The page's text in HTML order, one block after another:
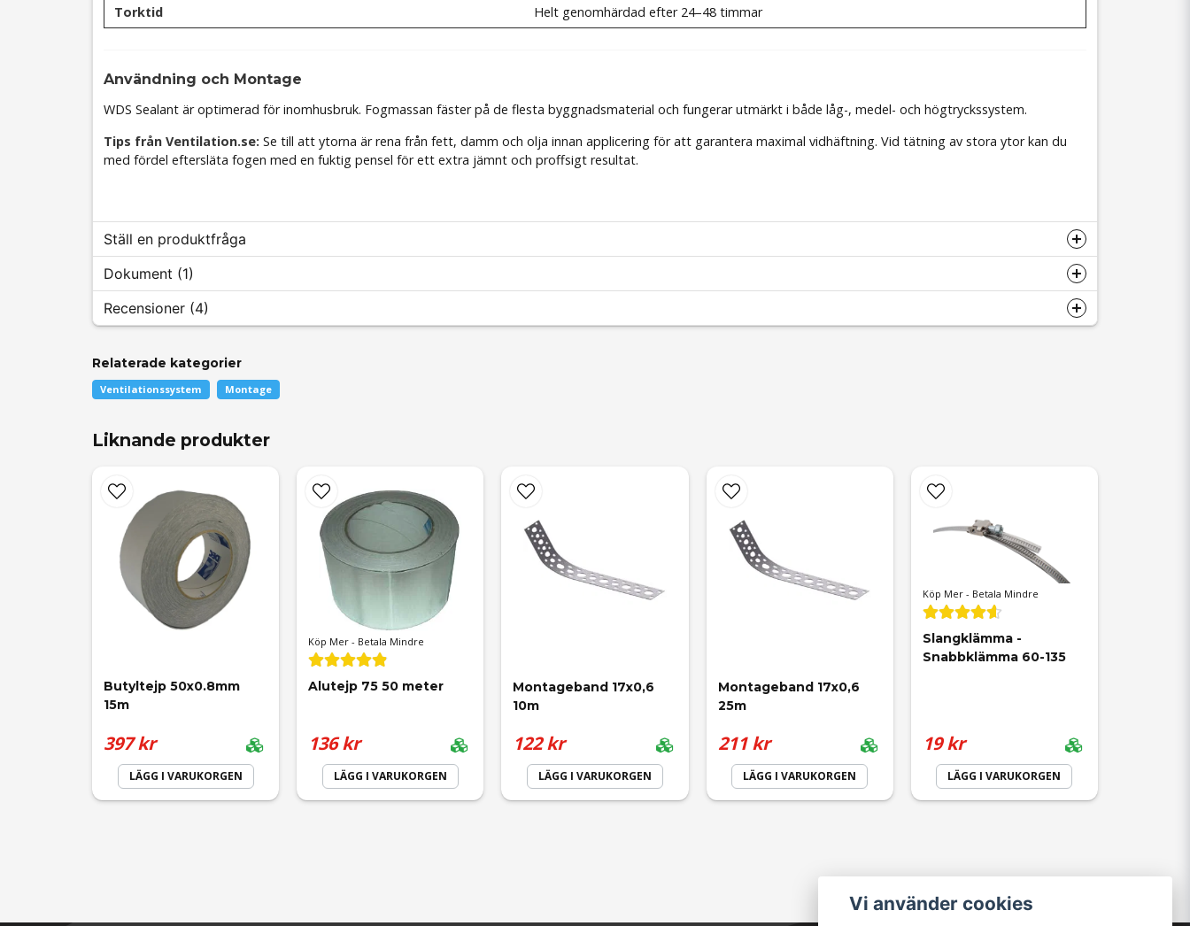
Torktid
Helt genomhärdad efter 24–48 timmar
Användning och Montage
WDS Sealant är optimerad för inomhusbruk. Fogmassan fäster på de flesta byggnadsmaterial och fungerar utmärkt i både låg-, medel- och högtryckssystem.
Tips från Ventilation.se: Se till att ytorna är rena från fett, damm och olja innan applicering för att garantera maximal vidhäftning. Vid tätning av stora ytor kan du
med fördel eftersläta fogen med en fuktig pensel för ett extra jämnt och proffsigt resultat.
Ställ en produktfråga
question
Fråga oss något om denna produkten...
name
Namn
Ja, ni får publicera min fråga
Dokument (1)
120.27 KB
Recensioner (4)
Anonym
Roberto Marcelo
för 1 år sedan
pär
för 1 år sedan
för 2 år sedan
Relaterade kategorier
Ventilationssystem Montage
Liknande produkter
Butyltejp 50x0.8mm
15m
397 kr
LÄGG I VARUKORGEN
Köp Mer - Betala Mindre
Alutejp 75 50 meter
136 kr
LÄGG I VARUKORGEN
Montageband 17x0,6
10m
122 kr
LÄGG I VARUKORGEN
Montageband 17x0,6
25m
211 kr
LÄGG I VARUKORGEN
Köp Mer - Betala Mindre
Slangklämma -
Snabbklämma 60-135
19 kr
LÄGG I VARUKORGEN
Vi använder cookies